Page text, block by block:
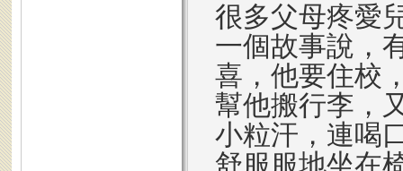
很多父母疼愛
一個故事說，
喜，他要住校
幫他搬行李，
小粒汗，連喝
舒服服地坐在